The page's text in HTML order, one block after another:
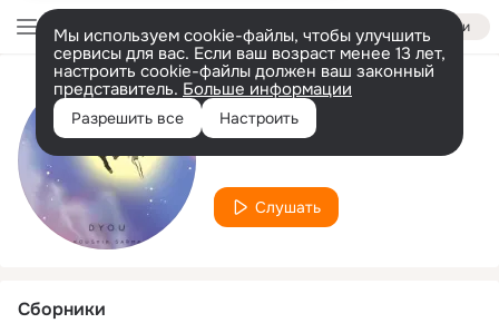
Войти
Мы используем cookie-файлы, чтобы улучшить
сервисы для вас. Если ваш возраст менее 13 лет,
настроить cookie-файлы должен ваш законный
представитель. Больше информации
Разрешить все Настроить
Исполнитель
Koushik Sarma
Слушать
Сборники